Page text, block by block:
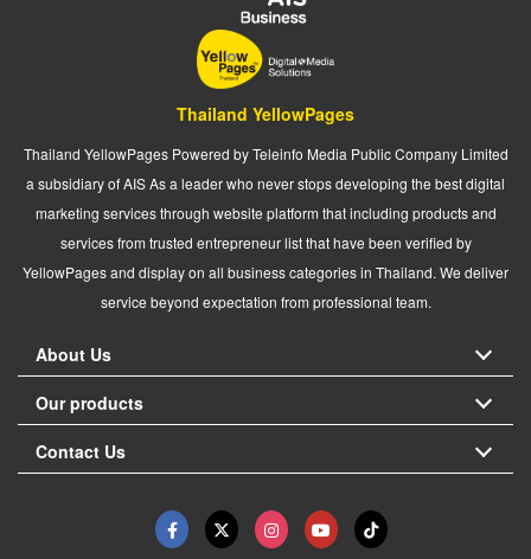
Thailand YellowPages
Thailand YellowPages Powered by Teleinfo Media Public Company Limited
a subsidiary of AIS As a leader who never stops developing the best digital
marketing services through website platform that including products and
services from trusted entrepreneur list that have been verified by
YellowPages and display on all business categories in Thailand. We deliver
service beyond expectation from professional team.
About Us
Our products
Contact Us